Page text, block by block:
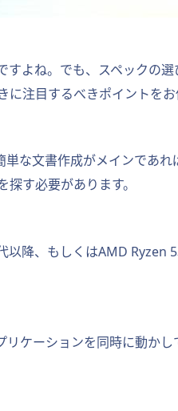
よね。でも、スペックの
注目するべきポイントをお
な文書作成がメインであ
す必要があります。
降、もしくはAMD Ryzen
ケーションを同時に動かし